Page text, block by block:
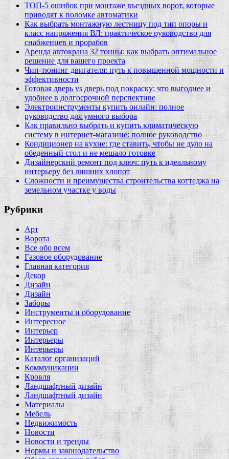
ТОП-5 ошибок при монтаже въездных ворот, которые
приводят к поломке автоматики
Как выбрать монтажную лестницу под тип опоры и
класс напряжения ВЛ: практическое руководство для
снабженцев и прорабов
Аренда автокрана 32 тонны: как выбрать оптимальное
решение для вашего проекта
Чип‑тюнинг двигателя: путь к повышенной мощности и
эффективности
Готовая дверь vs дверь под покраску: что выгоднее и
удобнее в долгосрочной перспективе
Электроинструменты купить онлайн: полное
руководство для умного выбора
Как правильно выбрать и купить климатическую
систему в интернет‑магазине: полное руководство
Кондиционер на кухне: где ставить, чтобы не дуло на
обеденный стол и не мешало готовке
Дизайнерский ремонт под ключ: путь к идеальному
интерьеру без лишних хлопот
Сложности и преимущества строительства коттеджа на
земельном участке у воды
Рубрики
Арт
Ворота
Все обо всем
Газовое оборудование
Главная категория
Декор
Дизайн
Дизайн
Заборы
Инструменты и оборудование
Интересное
Интерьер
Интерьеры
Интерьеры
Каталог организаций
Коммуникации
Кровля
Ландшафтный дизайн
Ландшафтный дизайн
Материалы
Мебель
Недвижимость
Новости
Новости и тренды
Нормы и законодательство